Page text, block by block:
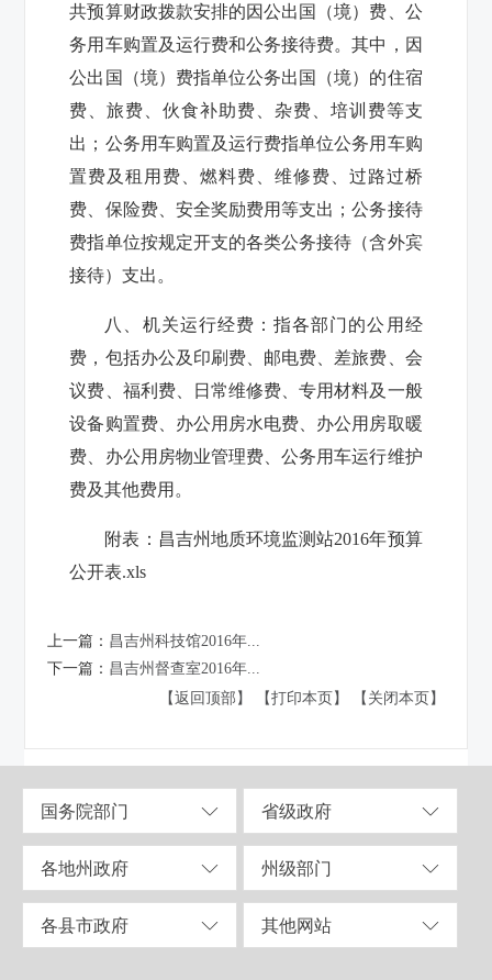
共预算财政拨款安排的因公出国（境）费、公
务用车购置及运行费和公务接待费。其中，因
公出国（境）费指单位公务出国（境）的住宿
费、旅费、伙食补助费、杂费、培训费等支
出；公务用车购置及运行费指单位公务用车购
置费及租用费、燃料费、维修费、过路过桥
费、保险费、安全奖励费用等支出；公务接待
费指单位按规定开支的各类公务接待（含外宾
接待）支出。
八、机关运行经费：指各部门的公用经
费，包括办公及印刷费、邮电费、差旅费、会
议费、福利费、日常维修费、专用材料及一般
设备购置费、办公用房水电费、办公用房取暖
费、办公用房物业管理费、公务用车运行维护
费及其他费用。
附表： 昌吉州地质环境监测站2016年预算
公开表.xls
上一篇： 昌吉州科技馆2016年...
下一篇： 昌吉州督查室2016年...
【返回顶部】
【打印本页】 【关闭本页】
国务院部门 省级政府
各地州政府 州级部门
各县市政府 其他网站